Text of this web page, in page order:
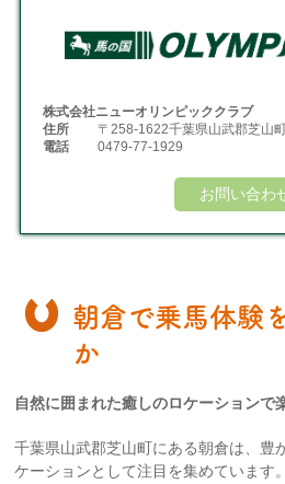
株式会社ニューオリンピッククラブ
住所
〒258-1622千葉県山武郡芝山
電話
0479-77-1929
お問い合わ
朝倉で乗馬体験
か
自然に囲まれた癒しのロケーションで
千葉県山武郡芝山町にある朝倉は、豊
ケーションとして注目を集めています